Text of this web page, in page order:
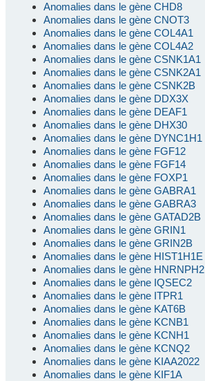
Anomalies dans le gène CHD8
Anomalies dans le gène CNOT3
Anomalies dans le gène COL4A1
Anomalies dans le gène COL4A2
Anomalies dans le gène CSNK1A1
Anomalies dans le gène CSNK2A1
Anomalies dans le gène CSNK2B
Anomalies dans le gène DDX3X
Anomalies dans le gène DEAF1
Anomalies dans le gène DHX30
Anomalies dans le gène DYNC1H1
Anomalies dans le gène FGF12
Anomalies dans le gène FGF14
Anomalies dans le gène FOXP1
Anomalies dans le gène GABRA1
Anomalies dans le gène GABRA3
Anomalies dans le gène GATAD2B
Anomalies dans le gène GRIN1
Anomalies dans le gène GRIN2B
Anomalies dans le gène HIST1H1E
Anomalies dans le gène HNRNPH2
Anomalies dans le gène IQSEC2
Anomalies dans le gène ITPR1
Anomalies dans le gène KAT6B
Anomalies dans le gène KCNB1
Anomalies dans le gène KCNH1
Anomalies dans le gène KCNQ2
Anomalies dans le gène KIAA2022
Anomalies dans le gène KIF1A